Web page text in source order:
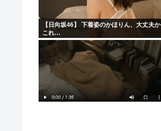
【日向坂46】 下着姿のかほりん、大丈夫か
これ…